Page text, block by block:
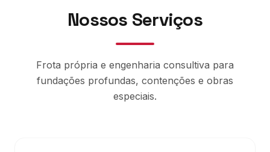
Nossos Serviços
Frota própria e engenharia consultiva para
fundações profundas, contenções e obras
especiais.